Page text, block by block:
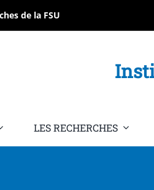
de la FSU
LES RECHERCHES